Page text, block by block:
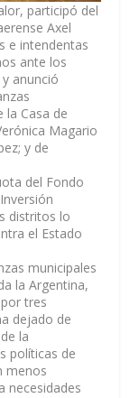
participó del
Axel
e intendentas
ante los
anunció
la Casa de
Magario
y de
del Fondo
distritos lo
el Estado
municipales
la Argentina,
tres
dejado de
la
políticas de
menos
necesidades